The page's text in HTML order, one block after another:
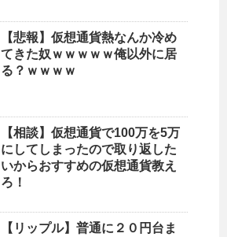
【悲報】仮想通貨熱なんか冷め
てきた奴ｗｗｗｗｗ俺以外に居
る？ｗｗｗｗ
【相談】仮想通貨で100万を5万
にしてしまったので取り返した
いからおすすめの仮想通貨教え
ろ！
【リップル】普通に２０円台ま